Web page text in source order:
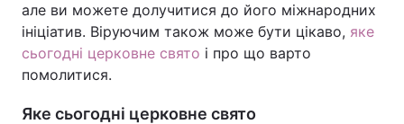
але ви можете долучитися до його міжнародних
ініціатив. Віруючим також може бути цікаво, яке
сьогодні церковне свято і про що варто
помолитися.
Яке сьогодні церковне свято